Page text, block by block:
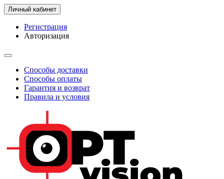
Личный кабинет
Регистрация
Авторизация
Способы доставки
Способы оплаты
Гарантия и возврат
Правила и условия